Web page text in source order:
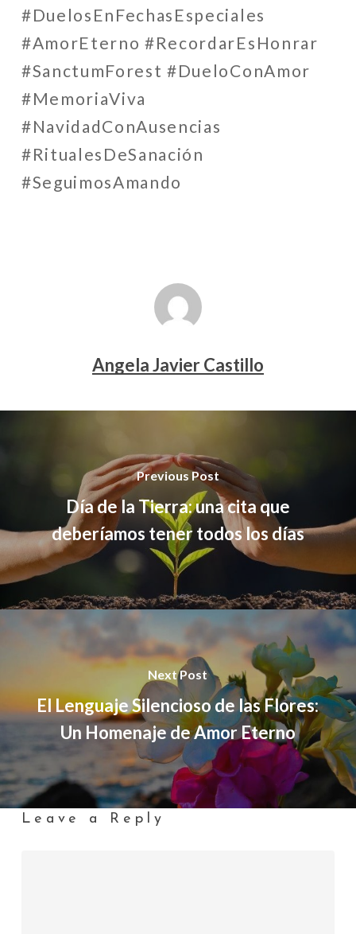
#DuelosEnFechasEspeciales
#AmorEterno #RecordarEsHonrar
#SanctumForest #DueloConAmor
#MemoriaViva
#NavidadConAusencias
#RitualesDeSanación
#SeguimosAmando
Angela Javier Castillo
Previous Post
Día de la Tierra: una cita que
deberíamos tener todos los días
Next Post
El Lenguaje Silencioso de las Flores:
Un Homenaje de Amor Eterno
Leave a Reply